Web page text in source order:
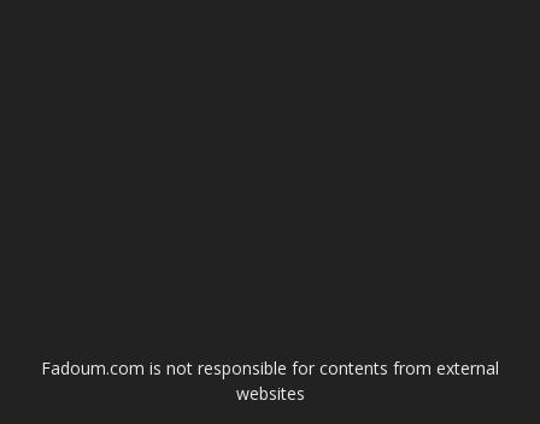
Fadoum.com is not responsible for contents from external
websites